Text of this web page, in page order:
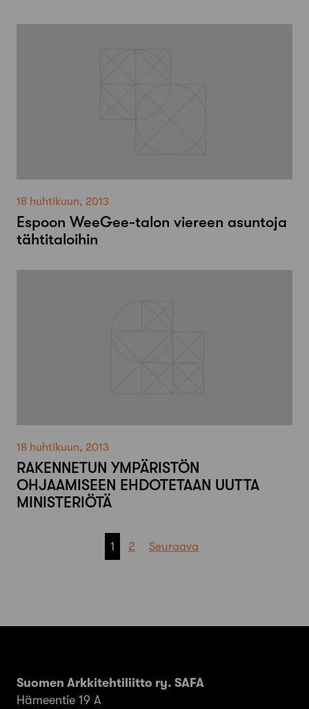
18 huhtikuun, 2013
Espoon WeeGee-talon viereen asuntoja
tähtitaloihin
18 huhtikuun, 2013
RAKENNETUN YMPÄRISTÖN
OHJAAMISEEN EHDOTETAAN UUTTA
MINISTERIÖTÄ
1 2 Seuraava
Suomen Arkkitehtiliitto ry. SAFA
Hämeentie 19 A